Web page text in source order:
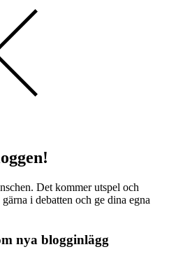
Det kommer utspel och
i debatten och ge dina egna
nya blogginlägg